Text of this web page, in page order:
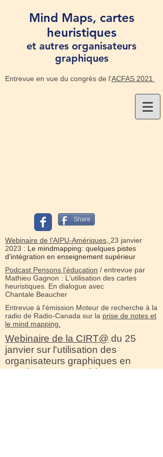
Mind Maps, cartes
heuristiques
et autres organisateurs
graphiques
Entrevue en vue du congrès de l'ACFAS 2021
Share
Webinaire de l'AIPU-Amériques, 23 janvier
2023 : Le mindmapping: quelques pistes
d’intégration en enseignement supérieur
Podcast Pensons l'éducation / entrevue par
Mathieu Gagnon : L'utilisation des cartes
heuristiques. En dialogue avec
Chantale Beaucher
Entrevue à l'émission Moteur de recherche à la
radio de Radio-Canada sur la prise de notes et
le mind mapping.
Webinaire de la CIRT@ du 25
janvier sur l'utilisation des
organisateurs graphiques en
enseignement supérieur